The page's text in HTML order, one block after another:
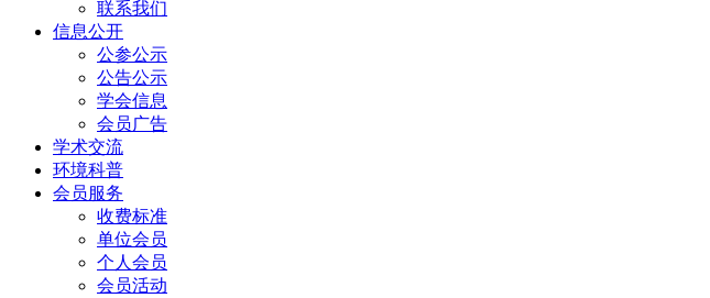
联系我们
信息公开
公参公示
公告公示
学会信息
会员广告
学术交流
环境科普
会员服务
收费标准
单位会员
个人会员
会员活动